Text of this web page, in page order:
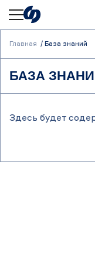
Главная База знаний
БАЗА
Здесь будет